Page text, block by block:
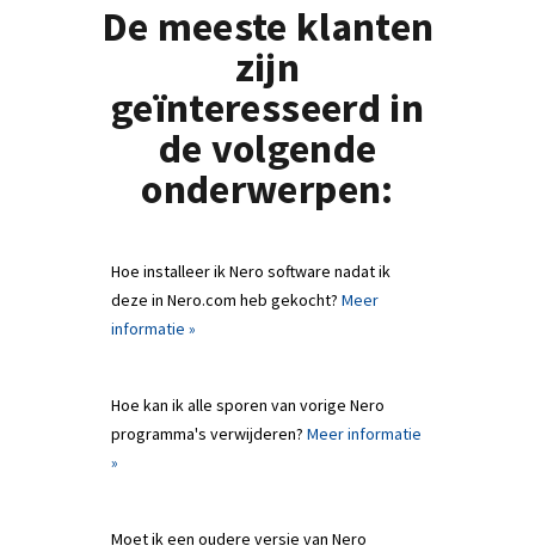
De meeste klanten
zijn
geïnteresseerd in
de volgende
onderwerpen:
Hoe installeer ik Nero software nadat ik
deze in Nero.com heb gekocht? Meer
informatie »
Hoe kan ik alle sporen van vorige Nero
programma's verwijderen? Meer informatie
»
Moet ik een oudere versie van Nero